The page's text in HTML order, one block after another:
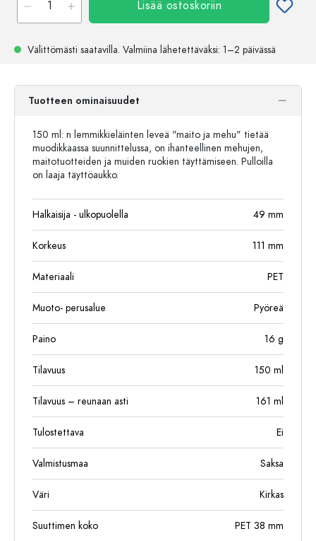
Lisää ostoskoriin
Välittömästi saatavilla. Valmiina lähetettäväksi: 1–2 päivässä
Tuotteen ominaisuudet
150 ml: n lemmikkieläinten leveä "maito ja mehu" tietää
muodikkaassa suunnittelussa, on ihanteellinen mehujen,
maitotuotteiden ja muiden ruokien täyttämiseen. Pulloilla
on laaja täyttöaukko.
Halkaisija - ulkopuolella 49 mm
Korkeus 111 mm
Materiaali PET
Muoto- perusalue Pyöreä
Paino 16 g
Tilavuus 150 ml
Tilavuus – reunaan asti 161 ml
Tulostettava Ei
Valmistusmaa Saksa
Väri Kirkas
Suuttimen koko PET 38 mm